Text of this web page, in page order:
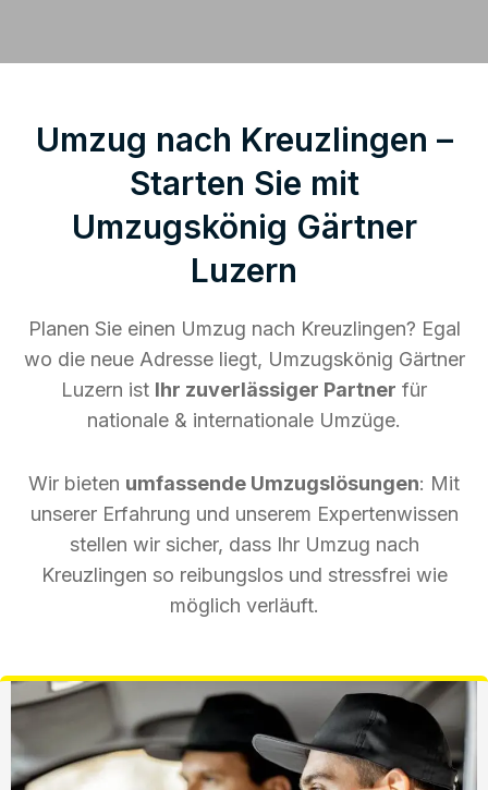
Umzug nach Kreuzlingen –
Starten Sie mit
Umzugskönig Gärtner
Luzern
Planen Sie einen Umzug nach Kreuzlingen? Egal
wo die neue Adresse liegt, Umzugskönig Gärtner
Luzern ist Ihr zuverlässiger Partner für
nationale & internationale Umzüge.
Wir bieten umfassende Umzugslösungen: Mit
unserer Erfahrung und unserem Expertenwissen
stellen wir sicher, dass Ihr Umzug nach
Kreuzlingen so reibungslos und stressfrei wie
möglich verläuft.